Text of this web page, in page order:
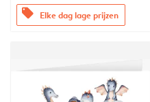
offers Elke dag lage prijzen